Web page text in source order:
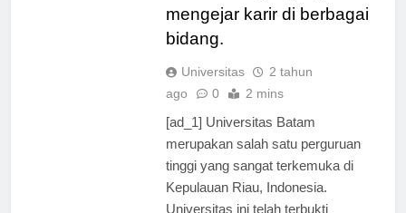
mahasiswa yang ingin
mengejar karir di berbagai
bidang.
Universitas
2 tahun
[ad_1] Universitas Batam
merupakan salah satu perguruan
tinggi yang sangat terkemuka di
Kepulauan Riau, Indonesia.